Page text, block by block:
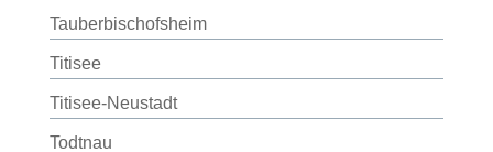
Tauberbischofsheim
Titisee
Titisee-Neustadt
Todtnau